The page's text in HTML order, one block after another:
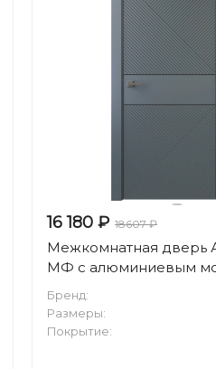
16 180 ₽ 18607 ₽
Межкомнатная дверь
МФ с алюминиевым
Бренд:
Размеры:
Покрытие: